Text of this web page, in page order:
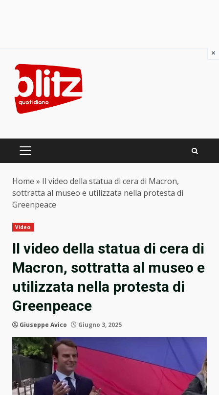
content
PRIMARY
Home » Il video della statua di cera di Macron,
sottratta al museo e utilizzata nella protesta di
Greenpeace
Video
Il video della statua di cera di
Macron, sottratta al museo e
utilizzata nella protesta di
Greenpeace
Giuseppe Avico Giugno 3, 2025
×